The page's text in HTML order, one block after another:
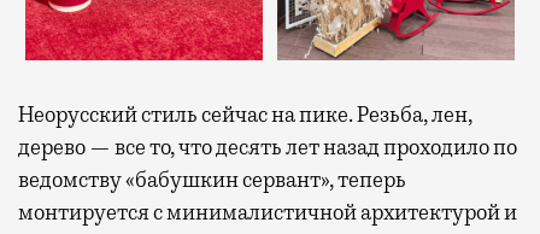
Неорусский стиль сейчас на пике. Резьба, лен,
дерево — все то, что десять лет назад проходило по
ведомству «бабушкин сервант», теперь
монтируется с минималистичной архитектурой и